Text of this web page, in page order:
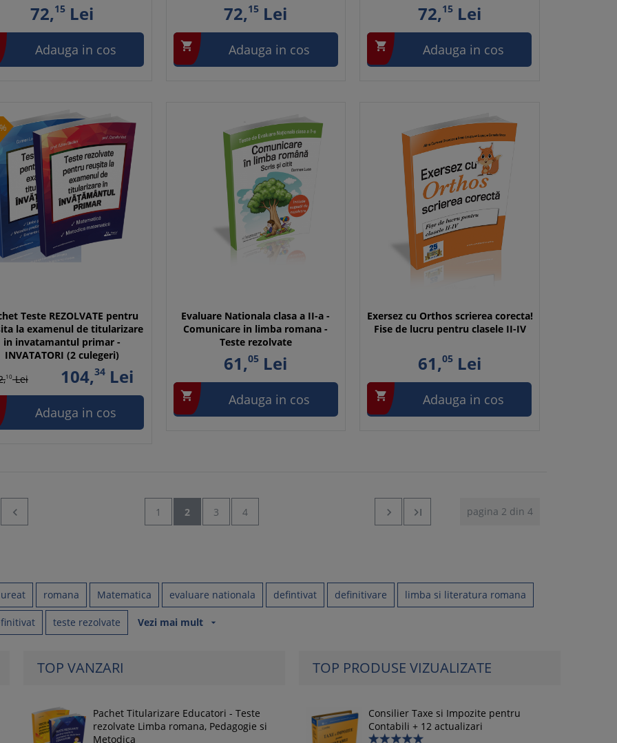
72,15Lei
Adauga in cos
72,15 Lei
 Adauga in cos
72,15Lei
 Adauga in cos
Teste REZOLVATE pentru
la examenul de titularizare
in invatamantul primar -
INVATATORI (2 culegeri)
10Lei 104,34Lei
Adauga in cos
Evaluare Nationala clasa a II-a -
Comunicare in limba romana -
Teste rezolvate
61,05 Lei
 Adauga in cos
Exersez cu Orthos scrierea corecta!
Fise de lucru pentru clasele II-IV
61,05Lei
 Adauga in cos
 1 2 3 4 pagina 2 din 4


romana Matematica evaluare nationala defintivat definitivare limba si literatura romana
teste rezolvate Vezi mai mult arrow_drop_down
TOP VANZARI
Pachet Titularizare Educatori - Teste
rezolvate Limba romana, Pedagogie si
Metodica
TOP PRODUSE VIZUALIZATE
Consilier Taxe si Impozite pentru
Contabili + 12 actualizari